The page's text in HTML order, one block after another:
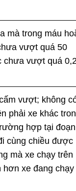
mà trong máu
vượt quá 50
chưa vượt quá
vượt; không
phải xe khác
hợp tại
cùng chiều được
mà xe chạy trên
xe đang chạy